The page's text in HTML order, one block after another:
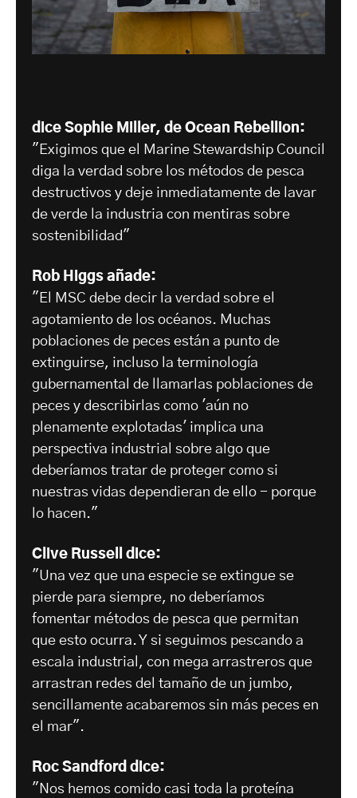
dice Sophie Miller, de Ocean Rebellion:
"Exigimos que el Marine Stewardship Council
diga la verdad sobre los métodos de pesca
destructivos y deje inmediatamente de lavar
de verde la industria con mentiras sobre
sostenibilidad"
Rob Higgs añade:
"El MSC debe decir la verdad sobre el
agotamiento de los océanos. Muchas
poblaciones de peces están a punto de
extinguirse, incluso la terminología
gubernamental de llamarlas poblaciones de
peces y describirlas como 'aún no
plenamente explotadas' implica una
perspectiva industrial sobre algo que
deberíamos tratar de proteger como si
nuestras vidas dependieran de ello - porque
lo hacen."
Clive Russell dice:
"Una vez que una especie se extingue se
pierde para siempre, no deberíamos
fomentar métodos de pesca que permitan
que esto ocurra. Y si seguimos pescando a
escala industrial, con mega arrastreros que
arrastran redes del tamaño de un jumbo,
sencillamente acabaremos sin más peces en
el mar".
Roc Sandford dice:
"Nos hemos comido casi toda la proteína